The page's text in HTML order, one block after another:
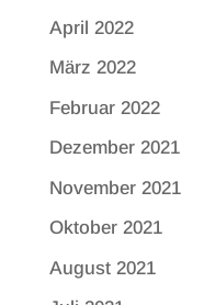
April 2022
März 2022
Februar 2022
Dezember 2021
November 2021
Oktober 2021
August 2021